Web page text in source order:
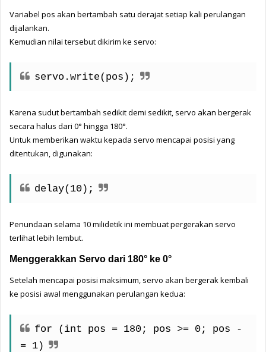
Variabel pos akan bertambah satu derajat setiap kali perulangan
dijalankan.
Kemudian nilai tersebut dikirim ke servo:
servo.write(pos);
Karena sudut bertambah sedikit demi sedikit, servo akan bergerak
secara halus dari 0° hingga 180°.
Untuk memberikan waktu kepada servo mencapai posisi yang
ditentukan, digunakan:
delay(10);
Penundaan selama 10 milidetik ini membuat pergerakan servo
terlihat lebih lembut.
Menggerakkan Servo dari 180° ke 0°
Setelah mencapai posisi maksimum, servo akan bergerak kembali
ke posisi awal menggunakan perulangan kedua:
for (int pos = 180; pos >= 0; pos -
= 1)